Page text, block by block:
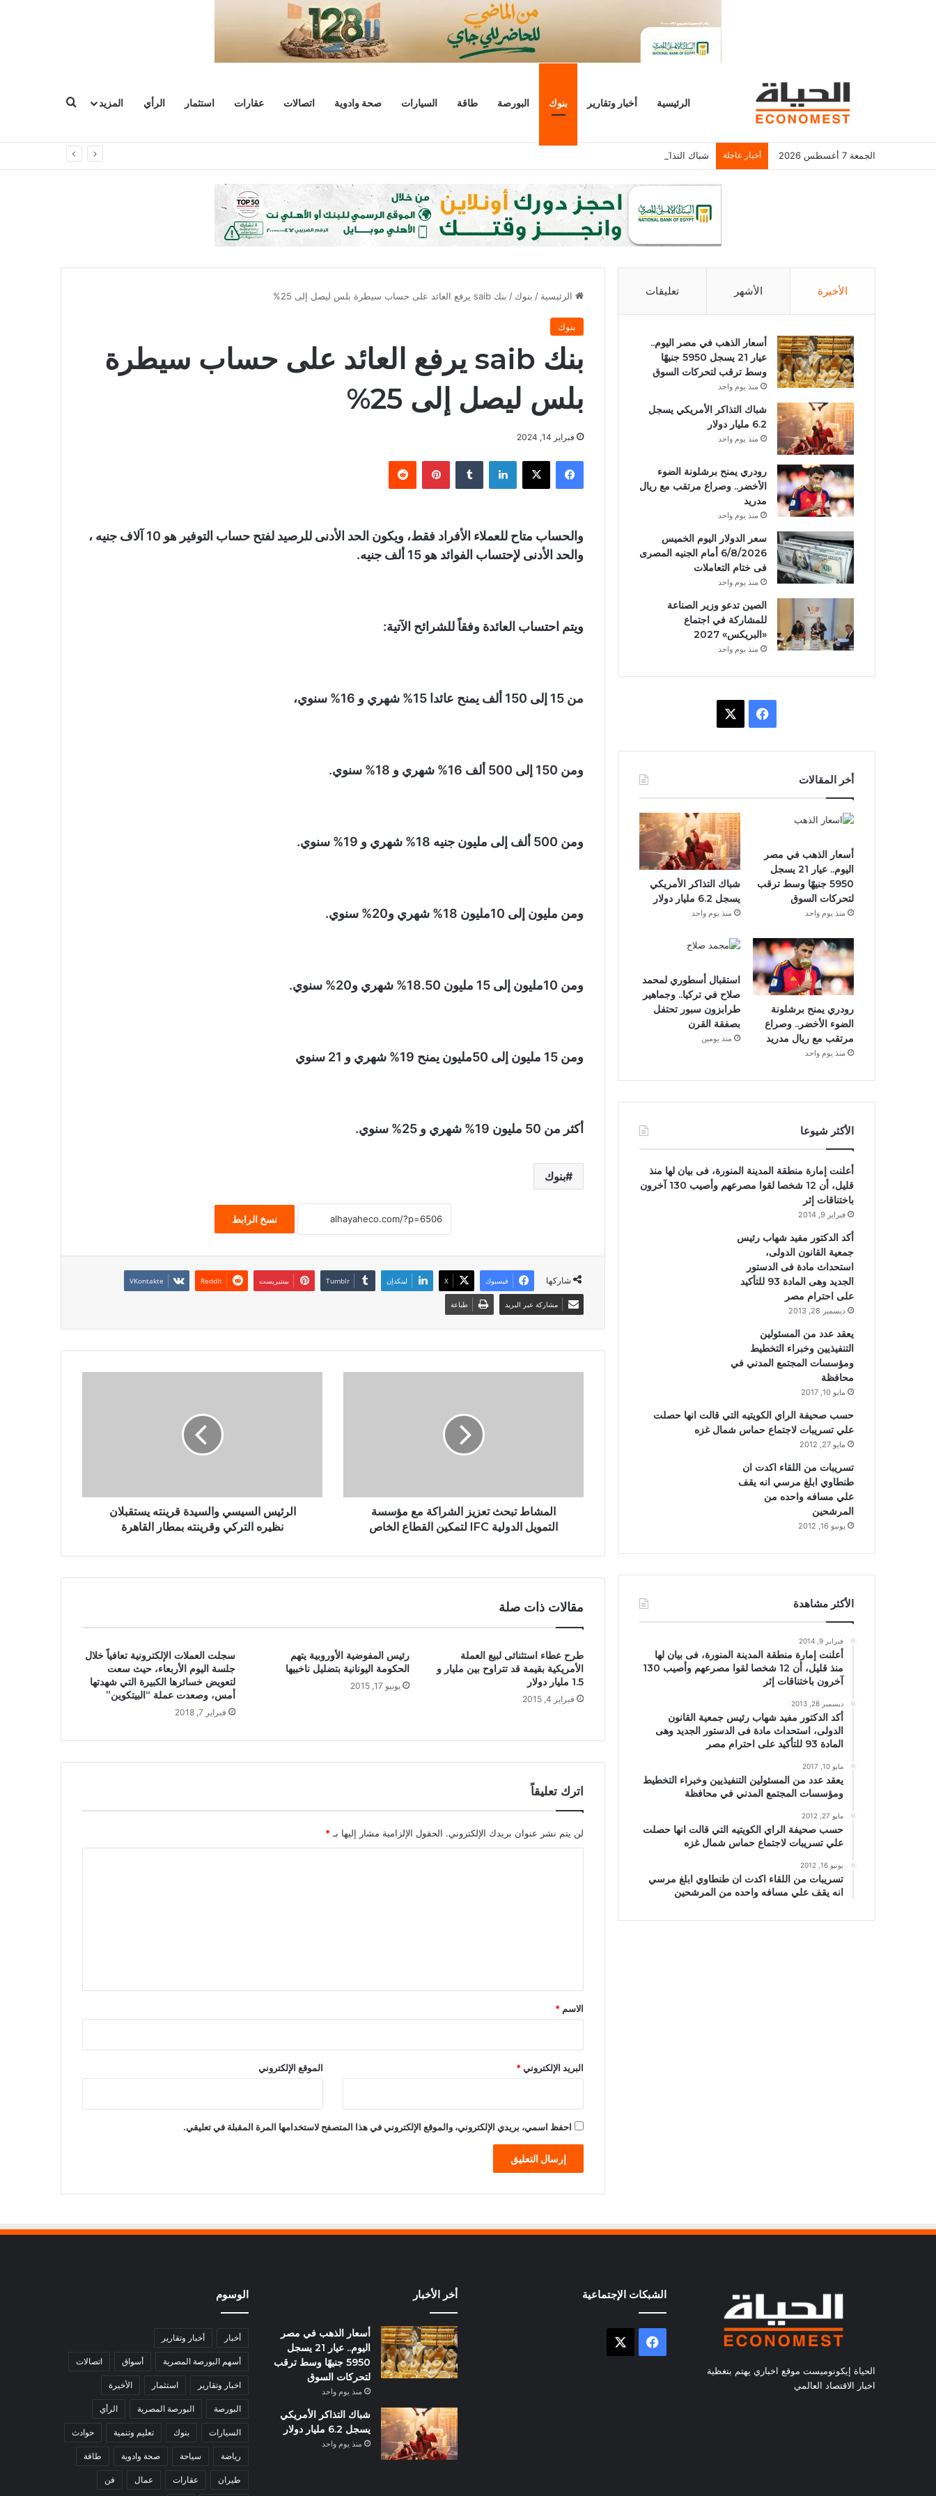
الرئيسية أخبار وتقارير بنوك البورصة طاقة السيارات صحة وادوية اتصالات عقارات استثمار الرأي المزيد
الجمعة 7 أغسطس 2026 أخبار عاجلة شباك التذاكر الأمريكي يسجل 6.2 مليار دولار
الرئيسية / بنوك / بنك saib يرفع العائد على حساب سيطرة بلس ليصل إلى 25%
بنوك
بنك saib يرفع العائد على حساب سيطرة
بلس ليصل إلى 25%
فبراير 14, 2024
فيسبوك لينكدإن بينتيريست
والحساب متاح للعملاء الأفراد فقط، ويكون الحد الأدنى للرصيد لفتح حساب التوفير هو 10 آلاف جنيه ،
والحد الأدنى لإحتساب الفوائد هو 15 ألف جنيه.
ويتم احتساب العائدة وفقاً للشرائح الآتية:
من 15 إلى 150 ألف يمنح عائدا 15% شهري و 16% سنوي،
ومن 150 إلى 500 ألف 16% شهري و 18% سنوي.
ومن 500 ألف إلى مليون جنيه 18% شهري و 19% سنوي.
ومن مليون إلى 10مليون 18% شهري و20% سنوي.
ومن 10مليون إلى 15 مليون 18.50% شهري و20% سنوي.
ومن 15 مليون إلى 50مليون يمنح 19% شهري و 21 سنوي
أكثر من 50 مليون 19% شهري و 25% سنوي.
بنوك
نسخ الرابط
شاركها فيسبوك X لينكدإن بينتيريست
مشاركة عبر البريد طباعة
المشاط تبحث تعزيز الشراكة مع مؤسسة
التمويل الدولية IFC لتمكين القطاع الخاص
الرئيس السيسي والسيدة قرينته يستقبلان
نظيره التركي وقرينته بمطار القاهرة
مقالات ذات صلة
طرح عطاء استثنائى لبيع العملة
الأمريكية بقيمة قد تتراوح بين مليار و
1.5 مليار دولار
فبراير 4, 2015
رئيس المفوضية الأوروبية يتهم
الحكومة اليونانية بتضليل ناخبيها
يونيو 17, 2015
سجلت العملات الإلكترونية تعافياً خلال
جلسة اليوم الأربعاء، حيث سعت
لتعويض خسائرها الكبيرة التي شهدتها
أمس، وصعدت عملة “البيتكوين”
فبراير 7, 2018
اترك تعليقاً
لن يتم نشر عنوان بريدك الإلكتروني. الحقول الإلزامية مشار إليها بـ *
*
الاسم *
البريد الإلكتروني* الموقع الإلكتروني
احفظ اسمي، بريدي الإلكتروني، والموقع الإلكتروني في هذا المتصفح لاستخدامها المرة المقبلة في تعليقي.
الأخيرة الأشهر تعليقات
أسعار الذهب في مصر اليوم..
عيار 21 يسجل 5950 جنيهًا
وسط ترقب لتحركات السوق
منذ يوم واحد
شباك التذاكر الأمريكي يسجل
6.2 مليار دولار
منذ يوم واحد
رودري يمنح برشلونة الضوء
الأخضر.. وصراع مرتقب مع ريال
مدريد
منذ يوم واحد
سعر الدولار اليوم الخميس
6/8/2026 أمام الجنيه المصرى
فى ختام التعاملات
منذ يوم واحد
الصين تدعو وزير الصناعة
للمشاركة في اجتماع
«البريكس» 2027
منذ يوم واحد
ب
أخر المقالات
أسعار الذهب في مصر
اليوم.. عيار 21 يسجل
5950 جنيهًا وسط ترقب
لتحركات السوق
منذ يوم واحد
شباك التذاكر الأمريكي
يسجل 6.2 مليار دولار
منذ يوم واحد
رودري يمنح برشلونة
الضوء الأخضر.. وصراع
مرتقب مع ريال مدريد
منذ يوم واحد
استقبال أسطوري لمحمد
صلاح في تركيا.. وجماهير
طرابزون سبور تحتفل
بصفقة القرن
منذ يومين
الأكثر شيوعا
أعلنت إمارة منطقة المدينة المنورة، فى بيان لها منذ
قليل، أن 12 شخصا لقوا مصرعهم وأصيب 130 آخرون
باختناقات إثر
فبراير 9, 2014
أكد الدكتور مفيد شهاب رئيس
جمعية القانون الدولى،
استحداث مادة فى الدستور
الجديد وهى المادة 93 للتأكيد
على احترام مصر
ديسمبر 28, 2013
يعقد عدد من المسئولين
التنفيذيين وخبراء التخطيط
ومؤسسات المجتمع المدني في
محافظة
مايو 10, 2017
حسب صحيفة الراي الكويتيه التي قالت انها حصلت
علي تسريبات لاجتماع حماس شمال غزه
مايو 27, 2012
تسريبات من اللقاء اكدت ان
طنطاوي ابلغ مرسي انه يقف
علي مسافه واحده من
المرشحين
يونيو 16, 2012
الأكثر مشاهدة
فبراير 9, 2014
أعلنت إمارة منطقة المدينة المنورة، فى بيان لها
منذ قليل، أن 12 شخصا لقوا مصرعهم وأصيب 130
آخرون باختناقات إثر
ديسمبر 28, 2013
أكد الدكتور مفيد شهاب رئيس جمعية القانون
الدولى، استحداث مادة فى الدستور الجديد وهى
المادة 93 للتأكيد على احترام مصر
مايو 10, 2017
يعقد عدد من المسئولين التنفيذيين وخبراء التخطيط
ومؤسسات المجتمع المدني في محافظة
مايو 27, 2012
حسب صحيفة الراي الكويتيه التي قالت انها حصلت
علي تسريبات لاجتماع حماس شمال غزه
يونيو 16, 2012
تسريبات من اللقاء اكدت ان طنطاوي ابلغ مرسي
انه يقف علي مسافه واحده من المرشحين
الحياة إيكونوميست موقع اخباري يهتم بتغظية
اخبار الاقتصاد العالمي
الشبكات الإجتماعية
فيسبوك
أخر الأخبار
أسعار الذهب في مصر
اليوم.. عيار 21 يسجل
5950 جنيهًا وسط ترقب
لتحركات السوق
منذ يوم واحد
شباك التذاكر الأمريكي
يسجل 6.2 مليار دولار
منذ يوم واحد
الوسوم
أخبار أخبار وتقارير
أسهم البورصة المصرية أسواق اتصالات
اخبار وتقارير استثمار الأخيرة
البورصة البورصة المصرية الرأي
السيارات بنوك تعليم وتنمية حوادث
رياضة سياحة صحة وادوية طاقة
طيران عقارات عمال فن